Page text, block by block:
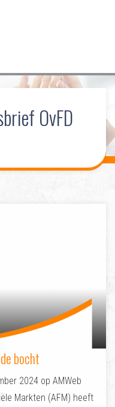
OvFD
bocht
2024 op AMWeb
Markten (AFM) heeft